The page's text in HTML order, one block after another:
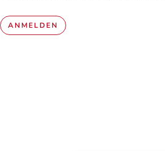
ANMELDEN